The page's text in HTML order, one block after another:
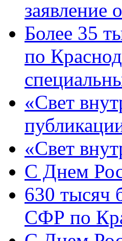
заявление
Более 35
по
«Свет
«Свет
C Днем
630 тысяч
СФР по